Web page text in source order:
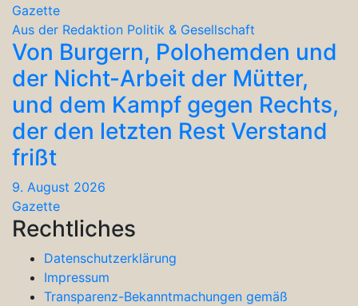
Gazette
Aus der Redaktion Politik & Gesellschaft
Von Burgern, Polohemden und
der Nicht-Arbeit der Mütter,
und dem Kampf gegen Rechts,
der den letzten Rest Verstand
frißt
9. August 2026
Gazette
Rechtliches
Datenschutzerklärung
Impressum
Transparenz-Bekanntmachungen gemäß